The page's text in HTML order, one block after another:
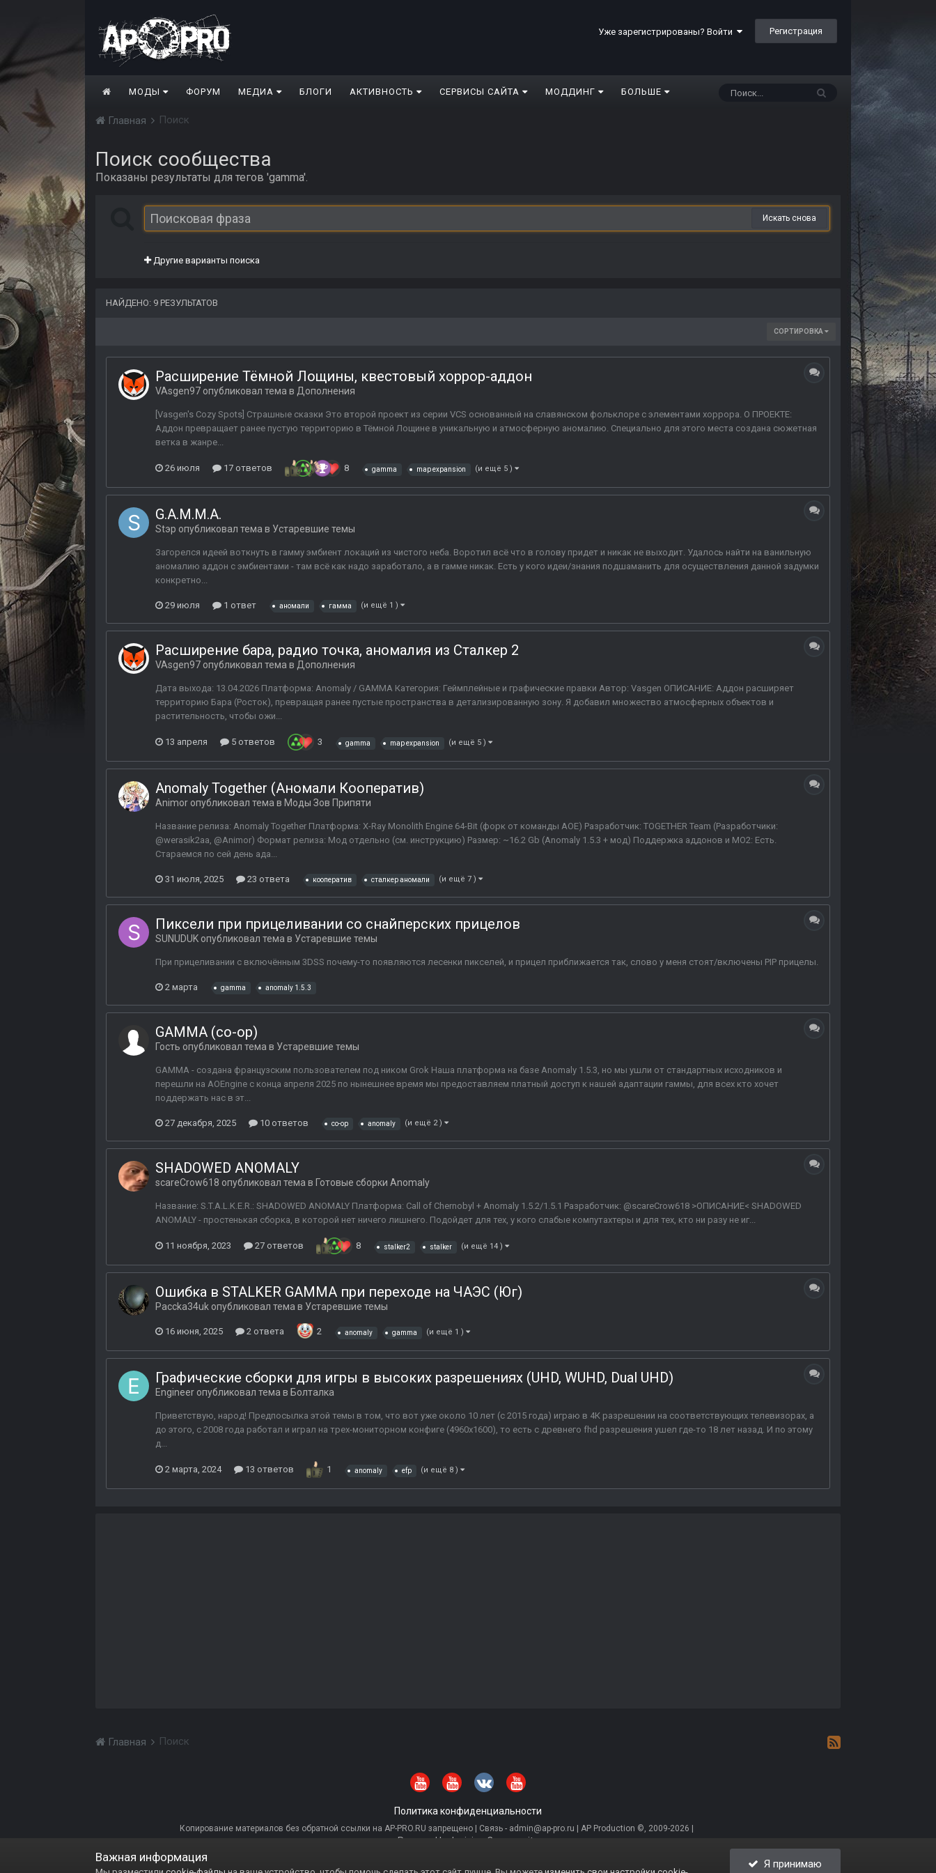
Уже зарегистрированы? Войти Регистрация
МОДЫ ФОРУМ МЕДИА БЛОГИ АКТИВНОСТЬ СЕРВИСЫ САЙТА МОДДИНГ БОЛЬШЕ
Главная Поиск
Поиск сообщества
Показаны результаты для тегов 'gamma'.
Искать снова
Другие варианты поиска
НАЙДЕНО: 9 РЕЗУЛЬТАТОВ
СОРТИРОВКА
Расширение Тёмной Лощины, квестовый хоррор-аддон
VAsgen97 опубликовал тема в Дополнения
[Vasgen's Cozy Spots] Страшные сказки Это второй проект из серии VCS основанный на славянском фольклоре с элементами хоррора. О ПРОЕКТЕ:
Аддон превращает ранее пустую территорию в Тёмной Лощине в уникальную и атмосферную аномалию. Специально для этого места создана сюжетная
ветка в жанре...
26 июля 17 ответов 8 gamma map expansion (и ещё 5 )
G.A.M.M.A.
Stэp опубликовал тема в Устаревшие темы
Загорелся идеей воткнуть в гамму эмбиент локаций из чистого неба. Воротил всё что в голову придет и никак не выходит. Удалось найти на ванильную
аномалию аддон с эмбиентами - там всё как надо заработало, а в гамме никак. Есть у кого идеи/знания подшаманить для осуществления данной задумки
конкретно...
29 июля 1 ответ аномали гамма (и ещё 1 )
Расширение бара, радио точка, аномалия из Сталкер 2
VAsgen97 опубликовал тема в Дополнения
Дата выхода: 13.04.2026 Платформа: Anomaly / GAMMA Категория: Геймплейные и графические правки Автор: Vasgen ОПИСАНИЕ: Аддон расширяет
территорию Бара (Росток), превращая ранее пустые пространства в детализированную зону. Я добавил множество атмосферных объектов и
растительность, чтобы ожи...
13 апреля 5 ответов 3 gamma map expansion (и ещё 5 )
Anomaly Together (Аномали Кооператив)
Animor опубликовал тема в Моды Зов Припяти
Название релиза: Anomaly Together Платформа: X-Ray Monolith Engine 64-Bit (форк от команды AOE) Разработчик: TOGETHER Team (Разработчики:
@werasik2aa, @Animor) Формат релиза: Мод отдельно (см. инструкцию) Размер: ~16.2 Gb (Anomaly 1.5.3 + мод) Поддержка аддонов и MO2: Есть.
Стараемся по сей день ада...
31 июля, 2025 23 ответа кооператив сталкер аномали (и ещё 7 )
Пиксели при прицеливании со снайперских прицелов
SUNUDUK опубликовал тема в Устаревшие темы
При прицеливании с включённым 3DSS почему-то появляются лесенки пикселей, и прицел приближается так, слово у меня стоят/включены PIP прицелы.
2 марта gamma anomaly 1.5.3
GAMMA (co-op)
Гость опубликовал тема в Устаревшие темы
GAMMA - создана французским пользователем под ником Grok Наша платформа на базе Anomaly 1.5.3, но мы ушли от стандартных исходников и
перешли на AOEngine c конца апреля 2025 по нынешнее время мы предоставляем платный доступ к нашей адаптации гаммы, для всех кто хочет
поддержать нас в эт...
27 декабря, 2025 10 ответов co-op anomaly (и ещё 2 )
SHADOWED ANOMALY
scareCrow618 опубликовал тема в Готовые сборки Anomaly
Название: S.T.A.L.K.E.R.: SHADOWED ANOMALY Платформа: Call of Chernobyl + Anomaly 1.5.2/1.5.1 Разработчик: @scareCrow618 >ОПИСАНИЕ< SHADOWED
ANOMALY - простенькая сборка, в которой нет ничего лишнего. Подойдет для тех, у кого слабые компутахтеры и для тех, кто ни разу не иг...
11 ноября, 2023 27 ответов 8 stalker2 stalker (и ещё 14 )
Ошибка в STALKER GAMMA при переходе на ЧАЭС (Юг)
Paccka34uk опубликовал тема в Устаревшие темы
16 июня, 2025 2 ответа 2 anomaly gamma (и ещё 1 )
Графические сборки для игры в высоких разрешениях (UHD, WUHD, Dual UHD)
Engineer опубликовал тема в Болталка
Приветствую, народ! Предпосылка этой темы в том, что вот уже около 10 лет (с 2015 года) играю в 4К разрешении на соответствующих телевизорах, а
до этого, с 2008 года работал и играл на трех-мониторном конфиге (4960х1600), то есть с древнего fhd разрешения ушел где-то 18 лет назад. И по этому
д...
2 марта, 2024 13 ответов 1 anomaly efp (и ещё 8 )
Главная Поиск
Политика конфиденциальности
Копирование материалов без обратной ссылки на AP-PRO.RU запрещено | Связь - admin@ap-pro.ru | AP Production ©, 2009-2026 |
Powered by Invision Community
Важная информация Я принимаю